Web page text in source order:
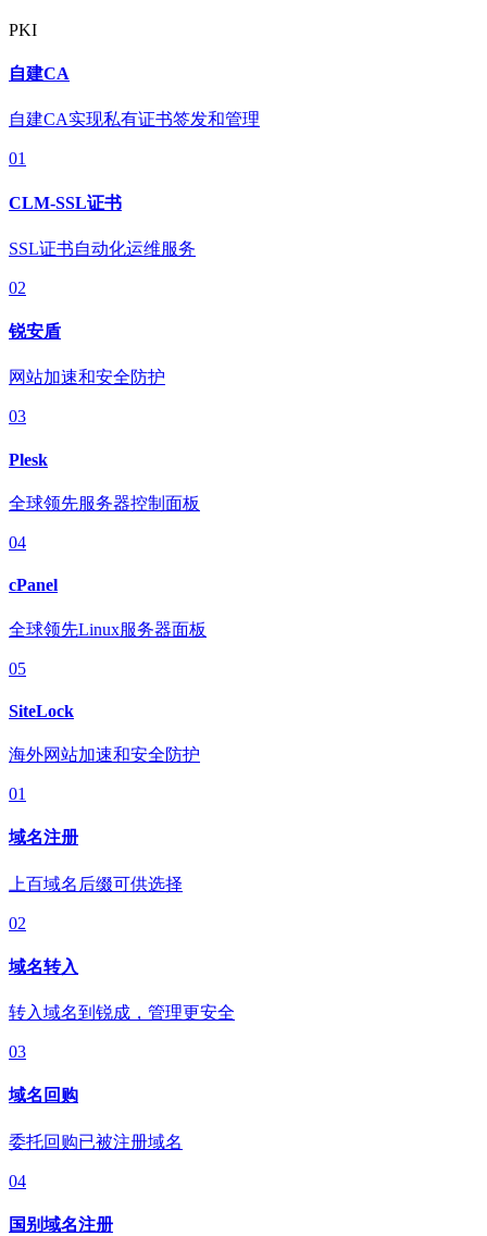
PKI
自建CA
自建CA实现私有证书签发和管理
01
CLM-SSL证书
SSL证书自动化运维服务
02
锐安盾
网站加速和安全防护
03
Plesk
全球领先服务器控制面板
04
cPanel
全球领先Linux服务器面板
05
SiteLock
海外网站加速和安全防护
01
域名注册
上百域名后缀可供选择
02
域名转入
转入域名到锐成，管理更安全
03
域名回购
委托回购已被注册域名
04
国别域名注册